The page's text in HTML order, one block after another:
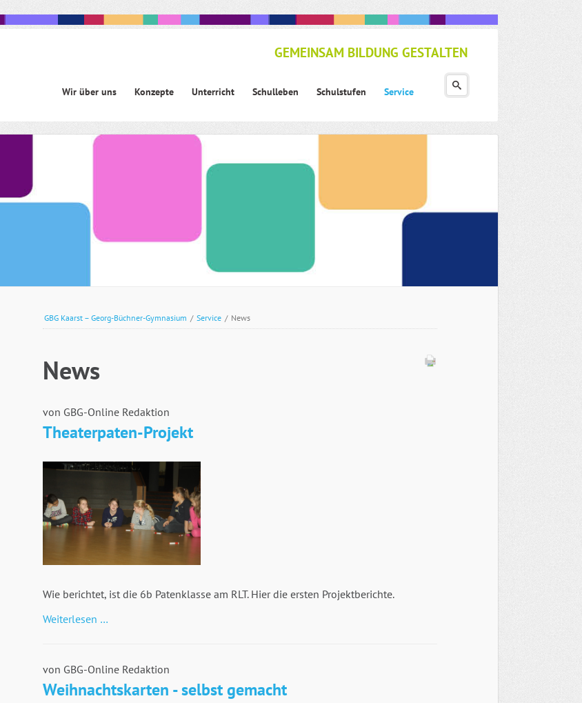
Navigation
Wir über uns Konzepte Unterricht Schulleben Schulstufen Service
GEMEINSAM BILDUNG GESTALTEN
GBG Kaarst – Georg-Büchner-Gymnasium / Service / News
News
von GBG-Online Redaktion
Theaterpaten-Projekt
Wie berichtet, ist die 6b Patenklasse am RLT. Hier die ersten Projektberichte.
Weiterlesen …
von GBG-Online Redaktion
Weihnachtskarten - selbst gemacht